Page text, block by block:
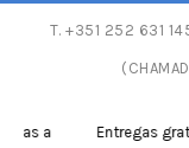
T. +351 252 631
gratuitas com